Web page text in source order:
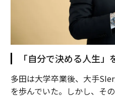
「自分で決める人生」
多田は大学卒業後、大手
を歩んでいた。しかし、そ